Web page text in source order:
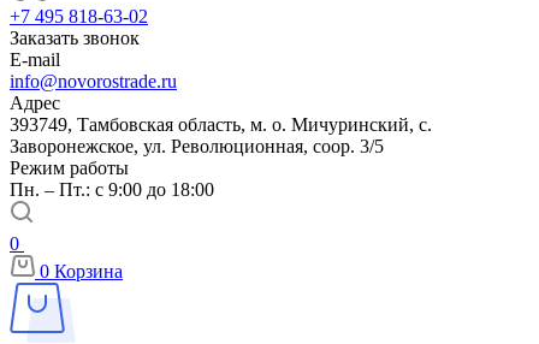
+7 495 818-63-02
Заказать звонок
E-mail
info@novorostrade.ru
Адрес
393749, Тамбовская область, м. о. Мичуринский, с.
Заворонежское, ул. Революционная, соор. 3/5
Режим работы
Пн. – Пт.: с 9:00 до 18:00
0
0 Корзина